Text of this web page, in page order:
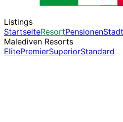
Listings
StartseiteResortPensionen
Malediven Resorts
ElitePremierSuperiorStandard